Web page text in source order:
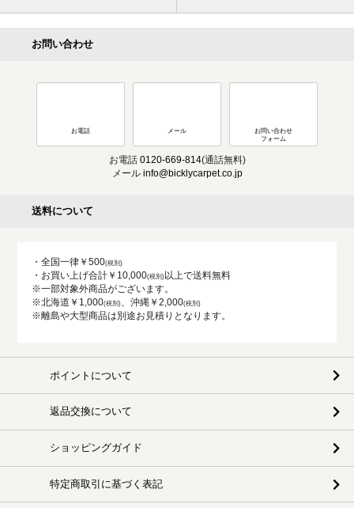
お問い合わせ
お電話 メール
お問い合わせ
フォーム
お電話 0120-669-814(通話無料)
メール info@bicklycarpet.co.jp
送料について
・全国一律￥500
・お買い上げ合計￥10,000
以上で送料無料
※一部対象外商品がございます。
※北海道￥1,000
、沖縄￥2,000
※離島や大型商品は別途お見積りとなります。
ポイントについて
返品交換について
ショッピングガイド
特定商取引に基づく表記